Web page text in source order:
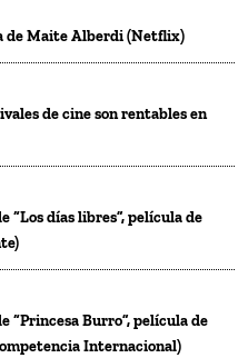
de Maite Alberdi (Netflix)
de cine son rentables en
“Los días libres”, película de
“Princesa Burro”, película de
Internacional)